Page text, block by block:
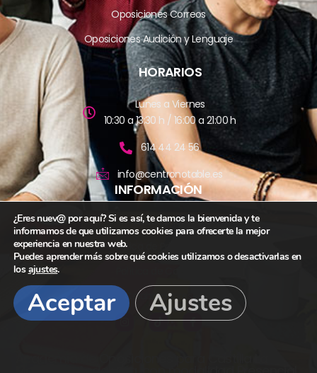
Oposiciones Correos
Oposiciones Audición y Lenguaje
HORARIOS
Lunes a Viernes
10:30 a 13:30 h / 16:00 a 21:00 h
614 44 24 56
info@centronotable.es
INFORMACIÓN
Aviso Legal
Política de Privacidad
Colaboradores
¿Eres nuev@ por aquí? Si es así, te damos la bienvenida y te
informamos de que utilizamos cookies para ofrecerte la mejor
experiencia en nuestra web.
Puedes aprender más sobre qué cookies utilizamos o desactivarlas en
losajustes.
Aceptar Ajustes